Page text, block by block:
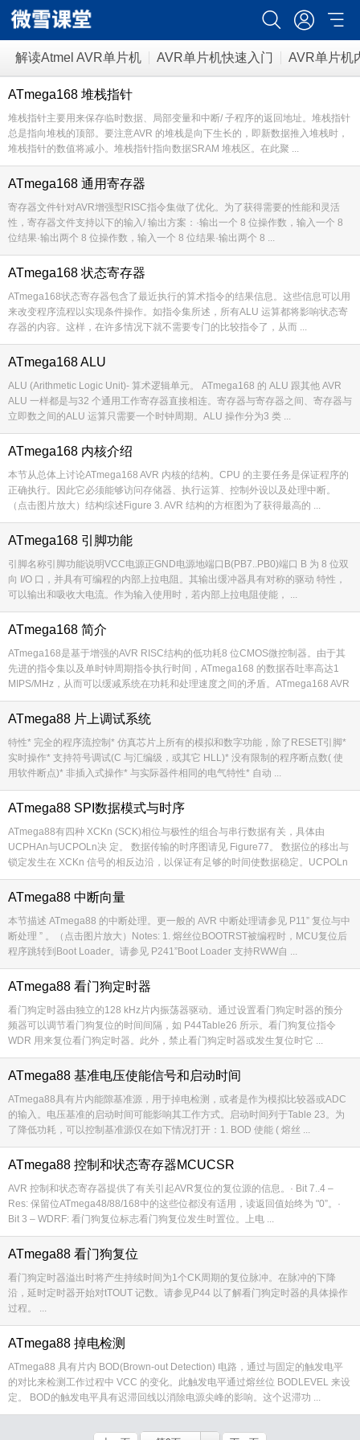
解读Atmel AVR单片机 AVR单片机快速入门
AVR单片机
AVR开发软件
ATmega168 堆栈指针
堆栈指针主要用来保存临时数据、局部变量和中断/ 子程序的返回地址。堆栈指针
总是指向堆栈的顶部。要注意AVR 的堆栈是向下生长的，即新数据推入堆栈时，
堆栈指针的数值将减小。堆栈指针指向数据SRAM 堆栈区。在此聚 ...
ATmega168 通用寄存器
寄存器文件针对AVR增强型RISC指令集做了优化。为了获得需要的性能和灵活
性，寄存器文件支持以下的输入/ 输出方案：·输出一个 8 位操作数，输入一个 8
位结果·输出两个 8 位操作数，输入一个 8 位结果·输出两个 8 ...
ATmega168 状态寄存器
ATmega168状态寄存器包含了最近执行的算术指令的结果信息。这些信息可以用
来改变程序流程以实现条件操作。如指令集所述，所有ALU 运算都将影响状态寄
存器的内容。这样，在许多情况下就不需要专门的比较指令了，从而 ...
ATmega168 ALU
ALU (Arithmetic Logic Unit)- 算术逻辑单元。 ATmega168 的 ALU 跟其他 AVR
ALU 一样都是与32 个通用工作寄存器直接相连。寄存器与寄存器之间、寄存器与
立即数之间的ALU 运算只需要一个时钟周期。ALU 操作分为3 类 ...
ATmega168 内核介绍
本节从总体上讨论ATmega168 AVR 内核的结构。CPU 的主要任务是保证程序的
正确执行。因此它必须能够访问存储器、执行运算、控制外设以及处理中断。
（点击图片放大）结构综述Figure 3. AVR 结构的方框图为了获得最高的 ...
ATmega168 引脚功能
引脚名称引脚功能说明VCC电源正GND电源地端口B(PB7..PB0)端口 B 为 8 位双
向 I/O 口，并具有可编程的内部上拉电阻。其输出缓冲器具有对称的驱动 特性，
可以输出和吸收大电流。作为输入使用时，若内部上拉电阻使能， ...
ATmega168 简介
ATmega168是基于增强的AVR RISC结构的低功耗8 位CMOS微控制器。由于其
先进的指令集以及单时钟周期指令执行时间，ATmega168 的数据吞吐率高达1
MIPS/MHz，从而可以缓减系统在功耗和处理速度之间的矛盾。ATmega168 AVR
...
ATmega88 片上调试系统
特性* 完全的程序流控制* 仿真芯片上所有的模拟和数字功能，除了RESET引脚*
实时操作* 支持符号调试(C 与汇编级，或其它 HLL)* 没有限制的程序断点数( 使
用软件断点)* 非插入式操作* 与实际器件相同的电气特性* 自动 ...
ATmega88 SPI数据模式与时序
ATmega88有四种 XCKn (SCK)相位与极性的组合与串行数据有关，具体由
UCPHAn与UCPOLn决 定。 数据传输的时序图请见 Figure77。 数据位的移出与
锁定发生在 XCKn 信号的相反边沿，以保证有足够的时间使数据稳定。UCPOLn
...
ATmega88 中断向量
本节描述 ATmega88 的中断处理。更一般的 AVR 中断处理请参见 P11” 复位与中
断处理 ” 。（点击图片放大）Notes: 1. 熔丝位BOOTRST被编程时，MCU复位后
程序跳转到Boot Loader。请参见 P241”Boot Loader 支持RWW自 ...
ATmega88 看门狗定时器
看门狗定时器由独立的128 kHz片内振荡器驱动。通过设置看门狗定时器的预分
频器可以调节看门狗复位的时间间隔，如 P44Table26 所示。看门狗复位指令
WDR 用来复位看门狗定时器。此外，禁止看门狗定时器或发生复位时它 ...
ATmega88 基准电压使能信号和启动时间
ATmega88具有片内能隙基准源，用于掉电检测，或者是作为模拟比较器或ADC
的输入。电压基准的启动时间可能影响其工作方式。启动时间列于Table 23。为
了降低功耗，可以控制基准源仅在如下情况打开：1. BOD 使能 ( 熔丝 ...
ATmega88 控制和状态寄存器MCUCSR
AVR 控制和状态寄存器提供了有关引起AVR复位的复位源的信息。· Bit 7..4 –
Res: 保留位ATmega48/88/168中的这些位都没有适用，读返回值始终为 "0”。·
Bit 3 – WDRF: 看门狗复位标志看门狗复位发生时置位。上电 ...
ATmega88 看门狗复位
看门狗定时器溢出时将产生持续时间为1个CK周期的复位脉冲。在脉冲的下降
沿，延时定时器开始对tTOUT 记数。请参见P44 以了解看门狗定时器的具体操作
过程。 ...
ATmega88 掉电检测
ATmega88 具有片内 BOD(Brown-out Detection) 电路，通过与固定的触发电平
的对比来检测工作过程中 VCC 的变化。此触发电平通过熔丝位 BODLEVEL 来设
定。 BOD的触发电平具有迟滞回线以消除电源尖峰的影响。这个迟滞功 ...